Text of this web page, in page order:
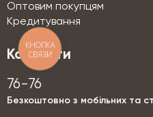
Оптовим покупцям
Кредитування
Контакти
76-76
Безкоштовно з мобільних та
КНОПКА
СВЯЗИ